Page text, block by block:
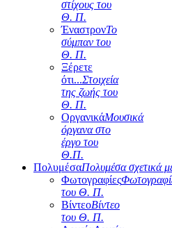
στίχους του
Θ. Π.
ΈναστρονΤο
σύμπαν του
Θ. Π.
Ξέρετε
ότι...Στοιχεία
της ζωής του
Θ. Π.
ΟργανικάΜουσικά
όργανα στο
έργο του
Θ.Π.
ΠολυμέσαΠολυμέσα σχετικά
Φωτογραφίες
του Θ. Π.
ΒίντεοΒίντεο
του Θ. Π.